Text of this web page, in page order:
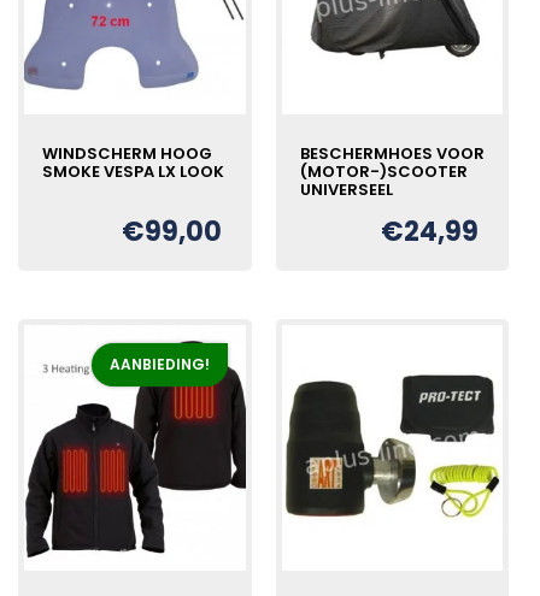
WINDSCHERM HOOG
SMOKE VESPA LX LOOK
€99,00
BESCHERMHOES VOOR
(MOTOR-)SCOOTER
UNIVERSEEL
€24,99
AANBIEDING!